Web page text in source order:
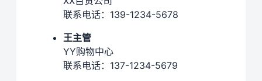
联系电话：139-1234-5678
王主管
YY购物中心
联系电话：137-1234-5679